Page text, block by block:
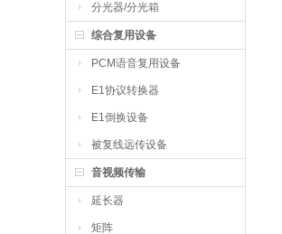
分光器/分光箱
综合复用设备
PCM语音复用设备
E1协议转换器
E1倒换设备
被复线远传设备
音视频传输
延长器
矩阵